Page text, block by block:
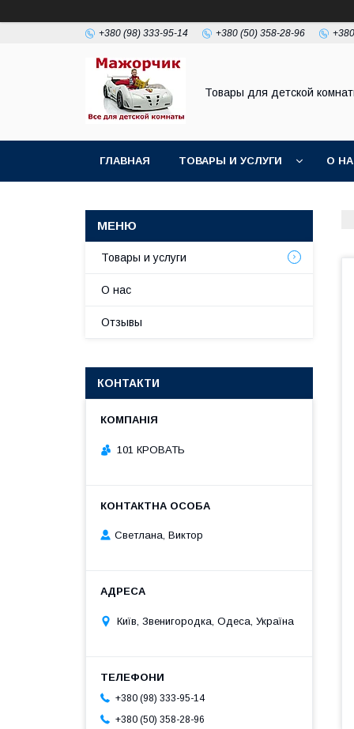
+380 (98) 333-95-14 +380 (50) 358-28-96
Товары для детской
ГЛАВНАЯ ТОВАРЫ И УСЛУГИ О
Товары и услуги
О нас
Отзывы
КОНТАКТИ
101 КРОВАТЬ
Светлана, Виктор
Київ, Звенигородка, Одеса, Україна
+380 (98) 333-95-14
+380 (50) 358-28-96